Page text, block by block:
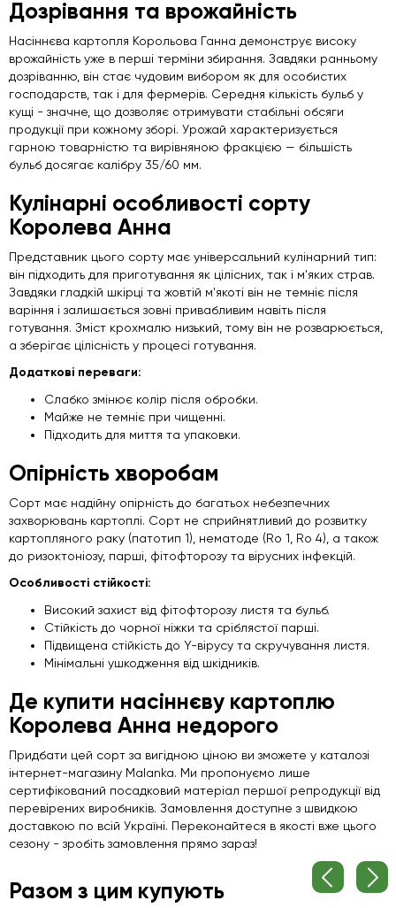
Дозрівання та врожайність
Насіннєва картопля Корольова Ганна демонструє високу
врожайність уже в перші терміни збирання. Завдяки ранньому
дозріванню, він стає чудовим вибором як для особистих
господарств, так і для фермерів. Середня кількість бульб у
кущі - значне, що дозволяє отримувати стабільні обсяги
продукції при кожному зборі. Урожай характеризується
гарною товарністю та вирівняною фракцією — більшість
бульб досягає калібру 35/60 мм.
Кулінарні особливості сорту
Королева Анна
Представник цього сорту має універсальний кулінарний тип:
він підходить для приготування як цілісних, так і м'яких страв.
Завдяки гладкій шкірці та жовтій м'якоті він не темніє після
варіння і залишається зовні привабливим навіть після
готування. Зміст крохмалю низький, тому він не розварюється,
а зберігає цілісність у процесі готування.
Додаткові переваги:
Слабко змінює колір після обробки.
Майже не темніє при чищенні.
Підходить для миття та упаковки.
Опірність хворобам
Сорт має надійну опірність до багатьох небезпечних
захворювань картоплі. Сорт не сприйнятливий до розвитку
картопляного раку (патотип 1), нематоде (Ro 1, Ro 4), а також
до ризоктоніозу, парші, фітофторозу та вірусних інфекцій.
Особливості стійкості:
Високий захист від фітофторозу листя та бульб.
Стійкість до чорної ніжки та сріблястої парші.
Підвищена стійкість до Y-вірусу та скручування листя.
Мінімальні ушкодження від шкідників.
Де купити насіннєву картоплю
Королева Анна недорого
Придбати цей сорт за вигідною ціною ви зможете у каталозі
інтернет-магазину Malanka. Ми пропонуємо лише
сертифікований посадковий матеріал першої репродукції від
перевірених виробників. Замовлення доступне з швидкою
доставкою по всій Україні. Переконайтеся в якості вже цього
сезону - зробіть замовлення прямо зараз!
Разом з цим купують